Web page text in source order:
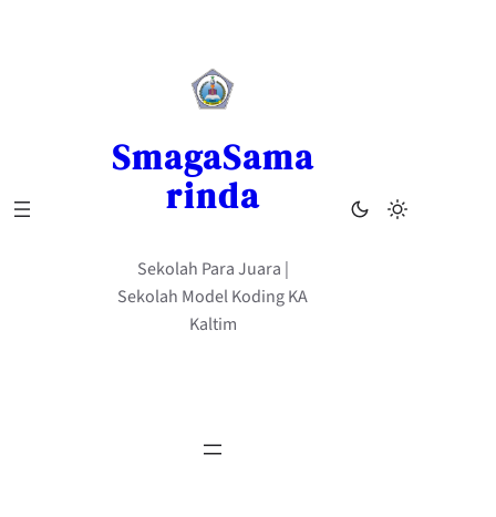
SmagaSama
rinda
Sekolah Para Juara |
Sekolah Model Koding KA
Kaltim